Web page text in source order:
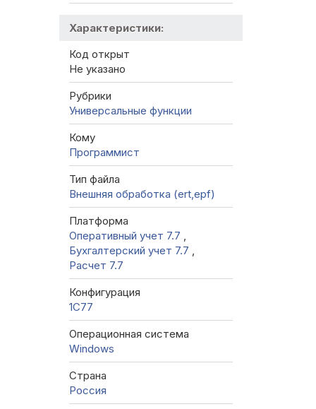
Характеристики:
Код открыт
Не указано
Рубрики
Универсальные функции
Кому
Программист
Тип файла
Внешняя обработка (ert,epf)
Платформа
Оперативный учет 7.7 ,
Бухгалтерский учет 7.7 ,
Расчет 7.7
Конфигурация
1C77
Операционная система
Windows
Страна
Россия